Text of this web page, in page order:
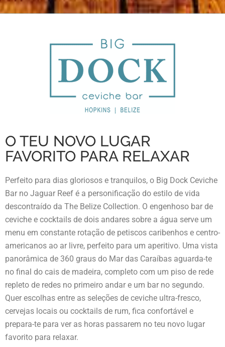
O TEU NOVO LUGAR
FAVORITO PARA RELAXAR
Perfeito para dias gloriosos e tranquilos, o Big Dock Ceviche
Bar no Jaguar Reef é a personificação do estilo de vida
descontraído da The Belize Collection. O engenhoso bar de
ceviche e cocktails de dois andares sobre a água serve um
menu em constante rotação de petiscos caribenhos e centro-
americanos ao ar livre, perfeito para um aperitivo. Uma vista
panorâmica de 360 graus do Mar das Caraíbas aguarda-te
no final do cais de madeira, completo com um piso de rede
repleto de redes no primeiro andar e um bar no segundo.
Quer escolhas entre as seleções de ceviche ultra-fresco,
cervejas locais ou cocktails de rum, fica confortável e
prepara-te para ver as horas passarem no teu novo lugar
favorito para relaxar.